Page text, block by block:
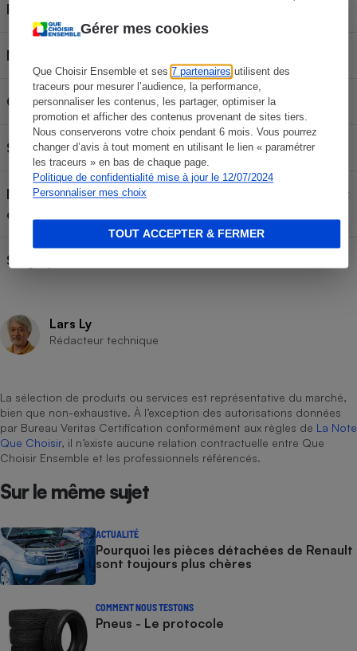
Gérer mes cookies
Que Choisir Ensemble et ses7 partenaires utilisent des
traceurs pour mesurer l’audience, la performance,
personnaliser les contenus, les partager, optimiser la
promotion et afficher des contenus provenant de sites tiers.
Nous conserverons votre choix pendant 6 mois. Vous pourrez
changer d’avis à tout moment en utilisant le lien « paramétrer
les traceurs » en bas de chaque page.
Politique de confidentialité mise à jour le 12/07/2024
Personnaliser mes choix
TOUT ACCEPTER & FERMER
Prix de la base
Norme d'homologation
Groupe ou équivalent Groupe 0+/1/2/3
Siège homologué pour Enfant de 40 à 150 cm
Mode d'installation de la
configuration testée
Siège ceinturé et Isofix
Siège pivotant
Lars Ly
Rédacteur technique
La sélection de produits ou services est représentative du marché,
bien que non-exhaustive. À l’exception des autorisations données
par Bureau Veritas Certification conformément aux règles de La Note
Que Choisir, il n’existe aucune relation contractuelle entre Que
Choisir Ensemble et les professionnels référencés.
Sur le même sujet
ACTUALITÉ
Pourquoi les pièces détachées de Renault
sont toujours plus chères
COMMENT NOUS TESTONS
Pneus - Le protocole